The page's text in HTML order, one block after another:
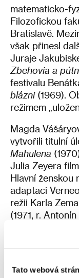
Tato webová
matematicko-
Filozofickou
Bratislavě.
však přinesl
Juraje
Zbehovia a
festivalu
blázni(1969).
režimem
Magda
vytvořili titulní
Mahulena
Julia Zeyera
Hlavní ženskou
adaptaci
režii Karla
(1971, r. Antonín
Po
divadle. S